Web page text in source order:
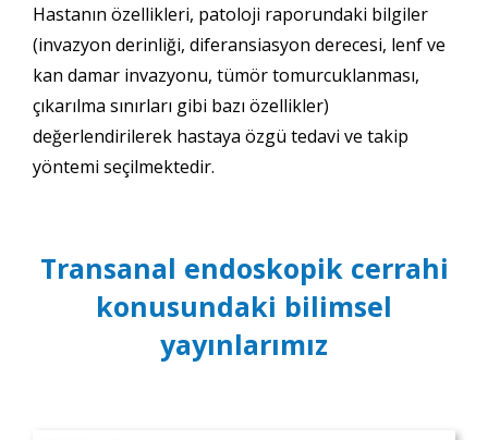
Hastanın özellikleri, patoloji raporundaki bilgiler
(invazyon derinliği, diferansiasyon derecesi, lenf ve
kan damar invazyonu, tümör tomurcuklanması,
çıkarılma sınırları gibi bazı özellikler)
değerlendirilerek hastaya özgü tedavi ve takip
yöntemi seçilmektedir.
Transanal endoskopik cerrahi
konusundaki bilimsel
yayınlarımız